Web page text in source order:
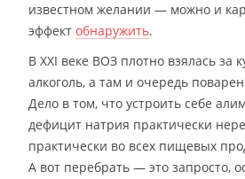
известном желании — можно и
эффект обнаружить.
В XXI веке ВОЗ плотно взялась за
алкоголь, а там и очередь
Дело в том, что устроить себе
дефицит натрия практически
практически во всех пищевых
А вот перебрать — это запросто,